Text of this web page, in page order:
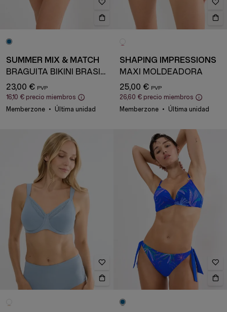
SUMMER MIX & MATCH
BRAGUITA BIKINI BRASILEÑA
23,00 €
16,10 € precio miembros
Memberzone
Última unidad
SHAPING IMPRESSIONS
MAXI MOLDEADORA
25,00 €
26,60 € precio miembros
Memberzone
Última unidad